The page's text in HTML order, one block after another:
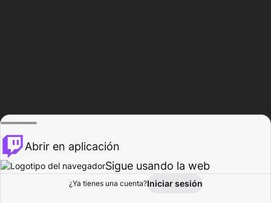
Explorar Actividad
Abrir en aplicación
Sigue usando la web
¿Ya tienes una cuenta?Iniciar sesión